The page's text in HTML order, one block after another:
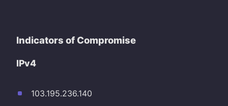
Indicators of Compromise
IPv4
103.195.236.140